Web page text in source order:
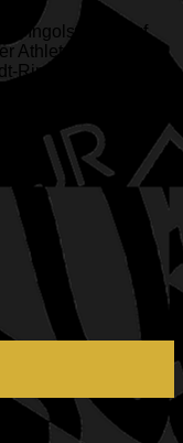
Ingolstädter auf
Athleten des TV
Ringsee und des
Skicross-